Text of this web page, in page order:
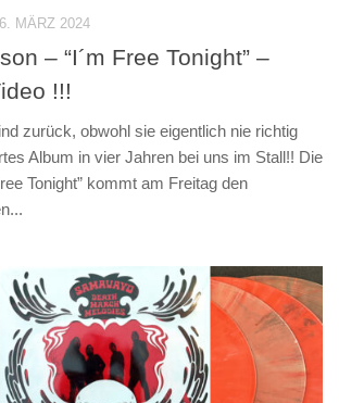
MÄRZ 2024
– “I´m Free Tonight” –
!!!
zurück, obwohl sie eigentlich nie richtig
Album in vier Jahren bei uns im Stall!! Die
Tonight” kommt am Freitag den